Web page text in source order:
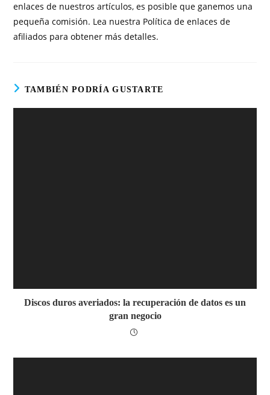
enlaces de nuestros artículos, es posible que ganemos una
pequeña comisión. Lea nuestra Política de enlaces de
afiliados para obtener más detalles.
TAMBIÉN PODRÍA GUSTARTE
Discos duros averiados: la recuperación de datos es un
gran negocio